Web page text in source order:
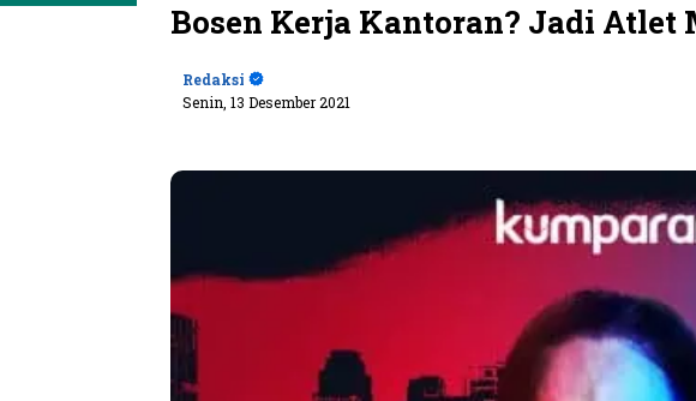
Bosen Kerja Kantoran? Jadi Atlet
Redaksi
Senin, 13 Desember 2021